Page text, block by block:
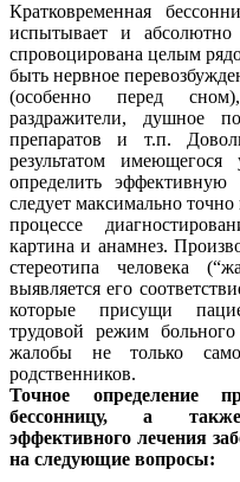
Кратковременная
испытывает и
спровоцирована целым
быть нервное
(особенно перед
раздражители, душное
препаратов и т.п.
результатом
определить эффективную
следует максимально
процессе
картина и анамнез.
стереотипа человека
выявляется его
которые присущи
трудовой режим
жалобы не только
родственников.
Точное определение
бессонницу, а
эффективного лечения
на следующие вопросы: